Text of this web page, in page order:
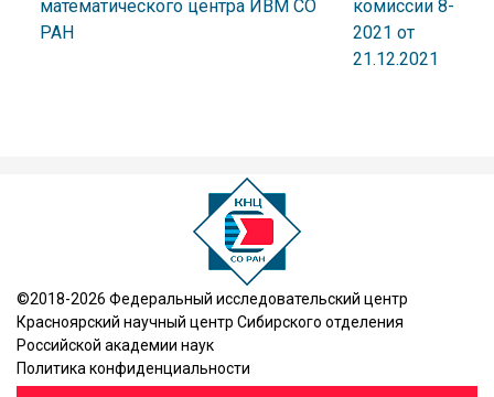
математического центра ИВМ СО
РАН
комиссии 8-
2021 от
21.12.2021
©2018-2026 Федеральный исследовательский центр
Красноярский научный центр Сибирского отделения
Российской академии наук
Политика конфиденциальности